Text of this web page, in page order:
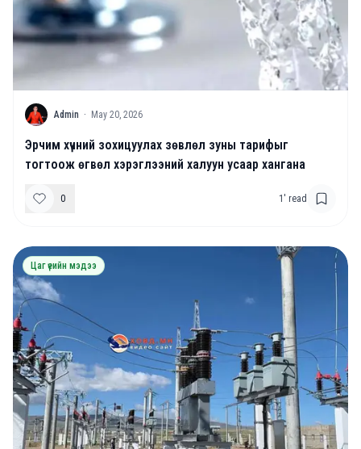
A Admin · May 20, 2026
Эрчим хүчний зохицуулах зөвлөл зуны тарифыг
тогтоож өгвөл хэрэглээний халуун усаар хангана
0 1 ' read
Цаг үеийн мэдээ